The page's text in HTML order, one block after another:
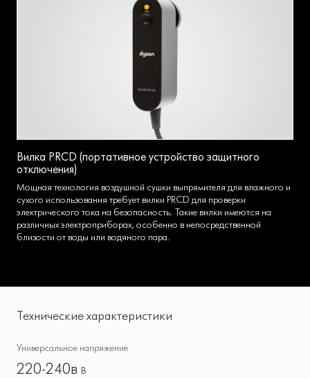
Вилка PRCD (портативное устройство защитного
отключения)
Мощная технология воздушной сушки выпрямителя для влажного и
сухого использования требует вилки PRCD для проверки
электрического тока на безопасность. Такие вилки имеются на
различных электроприборах, особенно в непосредственной
близости от воды или водяного пара.
Технические характеристики
Универсальное напряжение
220-240в В